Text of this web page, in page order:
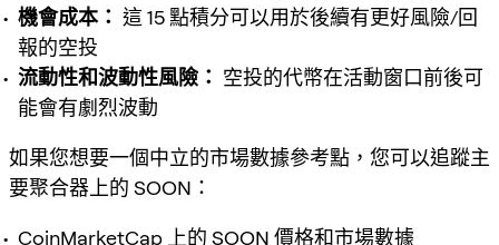
機會成本： 這 15 點積分可以用於後續有更好風險/回
報的空投
流動性和波動性風險： 空投的代幣在活動窗口前後可
能會有劇烈波動
如果您想要一個中立的市場數據參考點，您可以追蹤主
要聚合器上的 SOON：
CoinMarketCap 上的 SOON 價格和市場數據